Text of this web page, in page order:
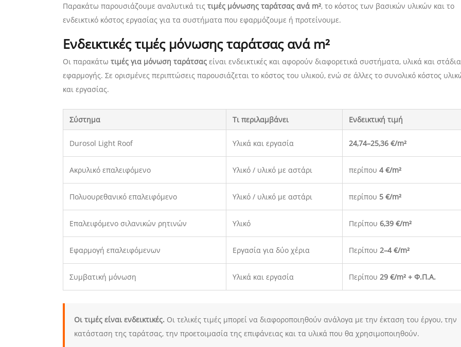
Παρακάτω παρουσιάζουμε αναλυτικά τις τιμές μόνωσης ταράτσας ανά m², το κόστος των βασικών υλικών και το
ενδεικτικό κόστος εργασίας για τα συστήματα που εφαρμόζουμε ή προτείνουμε.
Ενδεικτικές τιμές μόνωσης ταράτσας ανά m²
Οι παρακάτω τιμές για μόνωση ταράτσας είναι ενδεικτικές και αφορούν διαφορετικά συστήματα, υλικά και στάδια
εφαρμογής. Σε ορισμένες περιπτώσεις παρουσιάζεται το κόστος του υλικού, ενώ σε άλλες το συνολικό κόστος
και εργασίας.
Σύστημα Τι περιλαμβάνει Ενδεικτική τιμή
Durosol Light Roof Υλικά και εργασία 24,74–25,36 €/m²
Ακρυλικό επαλειφόμενο Υλικό / υλικό με αστάρι περίπου 4 €/m²
Πολυουρεθανικό επαλειφόμενο Υλικό / υλικό με αστάρι περίπου 5 €/m²
Επαλειφόμενο σιλανικών ρητινών Υλικό Περίπου 6,39 €/m²
Εφαρμογή επαλειφόμενων Εργασία για δύο χέρια Περίπου 2–4 €/m²
Συμβατική μόνωση Υλικά και εργασία Περίπου 29 €/m² + Φ.Π.Α.
Οι τιμές είναι ενδεικτικές. Οι τελικές τιμές μπορεί να διαφοροποιηθούν ανάλογα με την έκταση του έργου, την
κατάσταση της ταράτσας, την προετοιμασία της επιφάνειας και τα υλικά που θα χρησιμοποιηθούν.